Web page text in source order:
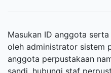
Masukan ID anggota
oleh administrator sistem
anggota perpustakaan
sandi, hubungi staf